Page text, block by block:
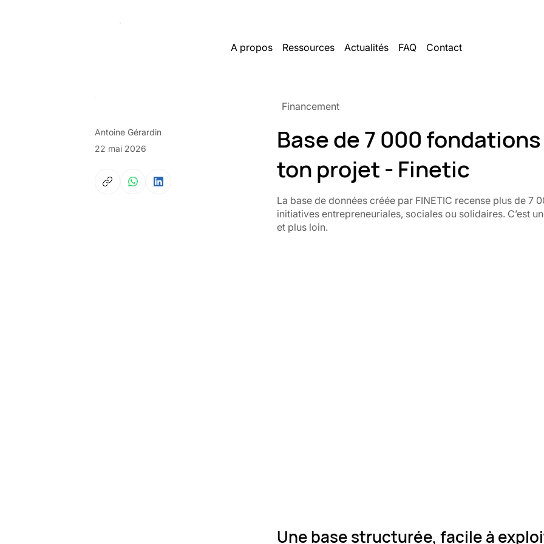
A propos Ressources Actualités FAQ Contact
Financement
Base de 7 000
ton projet - Finetic
La base de données créée par FINETIC recense plus de 7
initiatives entrepreneuriales, sociales ou solidaires. C’est
et plus loin.
Une base structurée, facile à
Antoine Gérardin
22 mai 2026